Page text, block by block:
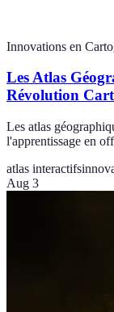
Innovations en
Les Atlas
Révolution
Les atlas
l'apprentissage en
atlas interactifs
Aug 3